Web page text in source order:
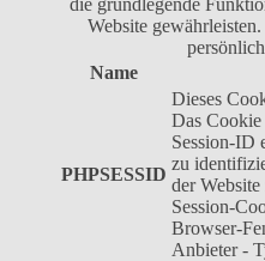
Website
Name
PHPSESSID
Dieses
Das
Session-ID
zu
der
Session-
Browser-
Anbieter -